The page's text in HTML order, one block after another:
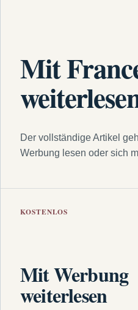
Mit
Der vollständige Artikel
Werbung lesen oder sich
KOSTENLOS
Mit Werbung
weiterlesen